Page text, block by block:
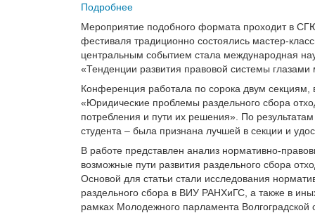
Подробнее
Мероприятие подобного формата проходит в
фестиваля традиционно состоялись мастер-
центральным событием стала международная
«Тенденции развития правовой системы
Конференция работала по сорока двум
«Юридические проблемы раздельного сбора
потребления и пути их решения». По результатам
студента – была признана лучшей в секции и
В работе представлен анализ нормативно-
возможные пути развития раздельного сбора
Основой для статьи стали исследования
раздельного сбора в ВИУ РАНХиГС, а также в
рамках Молодежного парламента Волгоградской